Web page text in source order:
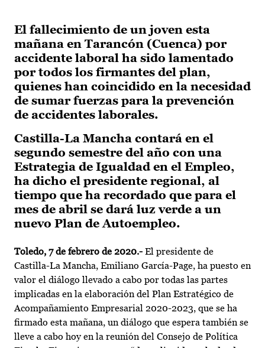
El fallecimiento de un joven esta
mañana en Tarancón (Cuenca) por
accidente laboral ha sido lamentado
por todos los firmantes del plan,
quienes han coincidido en la necesidad
de sumar fuerzas para la prevención
de accidentes laborales.
Castilla-La Mancha contará en el
segundo semestre del año con una
Estrategia de Igualdad en el Empleo,
ha dicho el presidente regional, al
tiempo que ha recordado que para el
mes de abril se dará luz verde a un
nuevo Plan de Autoempleo.
Toledo, 7 de febrero de 2020.- El presidente de
Castilla-La Mancha, Emiliano García-Page, ha puesto en
valor el diálogo llevado a cabo por todas las partes
implicadas en la elaboración del Plan Estratégico de
Acompañamiento Empresarial 2020-2023, que se ha
firmado esta mañana, un diálogo que espera también se
lleve a cabo hoy en la reunión del Consejo de Política